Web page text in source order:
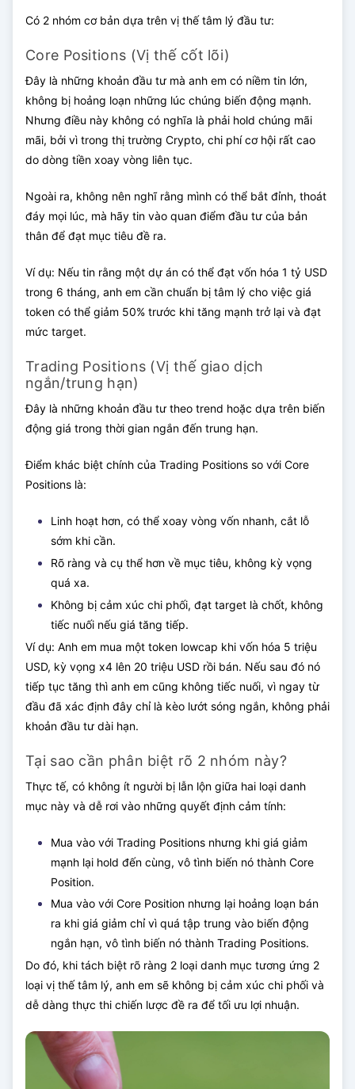
Có 2 nhóm cơ bản dựa trên vị thế tâm lý đầu tư:
Core Positions (Vị thế cốt lõi)
Đây là những khoản đầu tư mà anh em có niềm tin lớn,
không bị hoảng loạn những lúc chúng biến động mạnh.
Nhưng điều này không có nghĩa là phải hold chúng mãi
mãi, bởi vì trong thị trường Crypto, chi phí cơ hội rất cao
do dòng tiền xoay vòng liên tục.
Ngoài ra, không nên nghĩ rằng mình có thể bắt đỉnh, thoát
đáy mọi lúc, mà hãy tin vào quan điểm đầu tư của bản
thân để đạt mục tiêu đề ra.
Ví dụ: Nếu tin rằng một dự án có thể đạt vốn hóa 1 tỷ USD
trong 6 tháng, anh em cần chuẩn bị tâm lý cho việc giá
token có thể giảm 50% trước khi tăng mạnh trở lại và đạt
mức target.
Trading Positions (Vị thế giao dịch
ngắn/trung hạn)
Đây là những khoản đầu tư theo trend hoặc dựa trên biến
động giá trong thời gian ngắn đến trung hạn.
Điểm khác biệt chính của Trading Positions so với Core
Positions là:
Linh hoạt hơn, có thể xoay vòng vốn nhanh, cắt lỗ
sớm khi cần.
Rõ ràng và cụ thể hơn về mục tiêu, không kỳ vọng
quá xa.
Không bị cảm xúc chi phối, đạt target là chốt, không
tiếc nuối nếu giá tăng tiếp.
Ví dụ: Anh em mua một token lowcap khi vốn hóa 5 triệu
USD, kỳ vọng x4 lên 20 triệu USD rồi bán. Nếu sau đó nó
tiếp tục tăng thì anh em cũng không tiếc nuối, vì ngay từ
đầu đã xác định đây chỉ là kèo lướt sóng ngắn, không phải
khoản đầu tư dài hạn.
Tại sao cần phân biệt rõ 2 nhóm này?
Thực tế, có không ít người bị lẫn lộn giữa hai loại danh
mục này và dễ rơi vào những quyết định cảm tính:
Mua vào với Trading Positions nhưng khi giá giảm
mạnh lại hold đến cùng, vô tình biến nó thành Core
Position.
Mua vào với Core Position nhưng lại hoảng loạn bán
ra khi giá giảm chỉ vì quá tập trung vào biến động
ngắn hạn, vô tình biến nó thành Trading Positions.
Do đó, khi tách biệt rõ ràng 2 loại danh mục tương ứng 2
loại vị thế tâm lý, anh em sẽ không bị cảm xúc chi phối và
dễ dàng thực thi chiến lược đề ra để tối ưu lợi nhuận.